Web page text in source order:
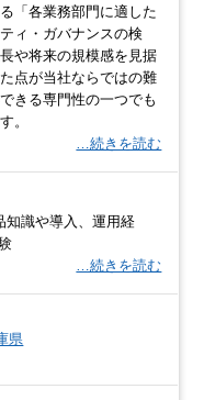
「各業務部門に適した
ィ・ガバナンスの検
や将来の規模感を見据
点が当社ならではの難
きる専門性の一つでも
。
…続きを読む
知識や導入、運用経
…続きを読む
県